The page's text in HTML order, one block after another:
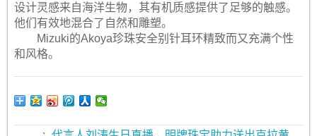
设计灵感来自海洋生物，其有机质感提供了足够的触感。
他们有效地混合了自然和雕塑。
Mizuki的Akoya珍珠安全别针耳环精致而又充满个性
和风格。